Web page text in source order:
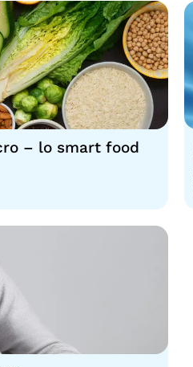
– lo smart food